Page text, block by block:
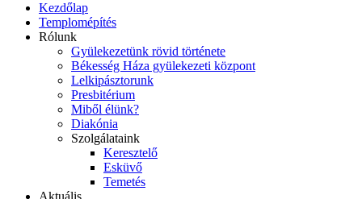
Kezdőlap
Templomépítés
Rólunk
Gyülekezetünk rövid története
Békesség Háza gyülekezeti központ
Lelkipásztorunk
Presbitérium
Miből élünk?
Diakónia
Szolgálataink
Keresztelő
Esküvő
Temetés
Aktuális